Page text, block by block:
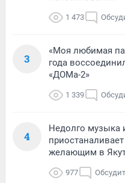
1 473
3
«Моя любимая
года
«ДОМа-2»
1 339
4
Недолго музыка
желающим в
977